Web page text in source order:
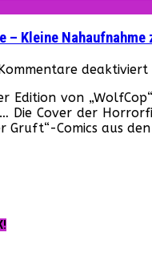
Kleine Nahaufnahme
Kommentare deaktiviert
–
Edition von
Die Cover der
Gruft“-Comics aus den